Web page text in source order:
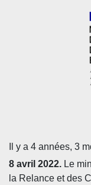
Il y a 4 années, 3
8 avril 2022. Le
la Relance et des